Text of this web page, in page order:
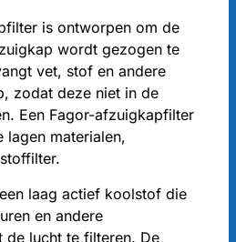
is ontworpen om de
wordt gezogen te
vet, stof en andere
zodat deze niet in de
Een Fagor-afzuigkapfilter
lagen materialen,
laag actief koolstof die
en andere
de lucht te filteren. De